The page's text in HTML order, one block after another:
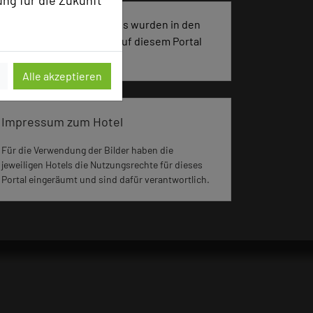
Alle akzeptieren
2305 Seiten dieses Hotels wurden in den
vergangenen 30 Tagen auf diesem Portal
Impressum zum Hotel
Für die Verwendung der Bilder haben die
jeweiligen Hotels die Nutzungsrechte für dieses
Portal eingeräumt und sind dafür verantwortlich.